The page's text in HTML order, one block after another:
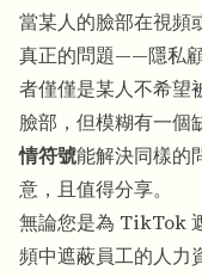
當某人的臉部在視頻
真正的問題——隱私
者僅僅是某人不希望
臉部，但模糊有一個
情符號能解決同樣的
意，且值得分享。
無論您是為 TikTok
頻中遮蔽員工的人力